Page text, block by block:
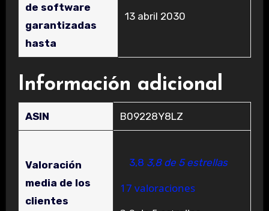
de software
garantizadas
hasta
‎13 abril 2030
Información adicional
ASIN B09228Y8LZ
Valoración
media de los
clientes
3,8 3,8 de 5 estrellas
17 valoraciones